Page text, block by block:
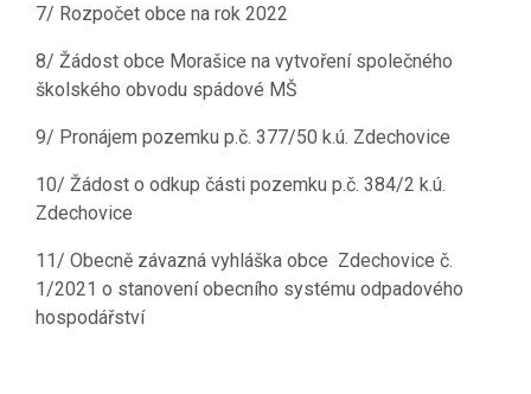
7/ Rozpočet obce na rok 2022
8/ Žádost obce Morašice na vytvoření společného
školského obvodu spádové MŠ
9/ Pronájem pozemku p.č. 377/50 k.ú. Zdechovice
10/ Žádost o odkup části pozemku p.č. 384/2 k.ú.
Zdechovice
11/ Obecně závazná vyhláška obce Zdechovice č.
1/2021 o stanovení obecního systému odpadového
hospodářství